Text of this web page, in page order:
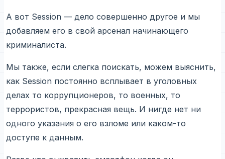
А вот Session — дело совершенно другое и мы
добавляем его в свой арсенал начинающего
криминалиста.
Мы также, если слегка поискать, можем выяснить,
как Session постоянно всплывает в уголовных
делах то коррупционеров, то военных, то
террористов, прекрасная вещь. И нигде нет ни
одного указания о его взломе или каком-то
доступе к данным.